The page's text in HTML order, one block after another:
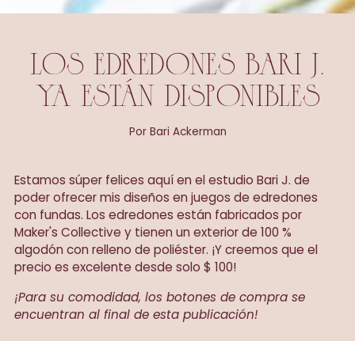
LOS EDREDONES BARI J.
YA ESTÁN DISPONIBLES
Por Bari Ackerman
Estamos súper felices aquí en el estudio Bari J. de
poder ofrecer mis diseños en juegos de edredones
con fundas. Los edredones están fabricados por
Maker's Collective y tienen un exterior de 100 %
algodón con relleno de poliéster. ¡Y creemos que el
precio es excelente desde solo $ 100!
¡Para su comodidad, los botones de compra se
encuentran al final de esta publicación!